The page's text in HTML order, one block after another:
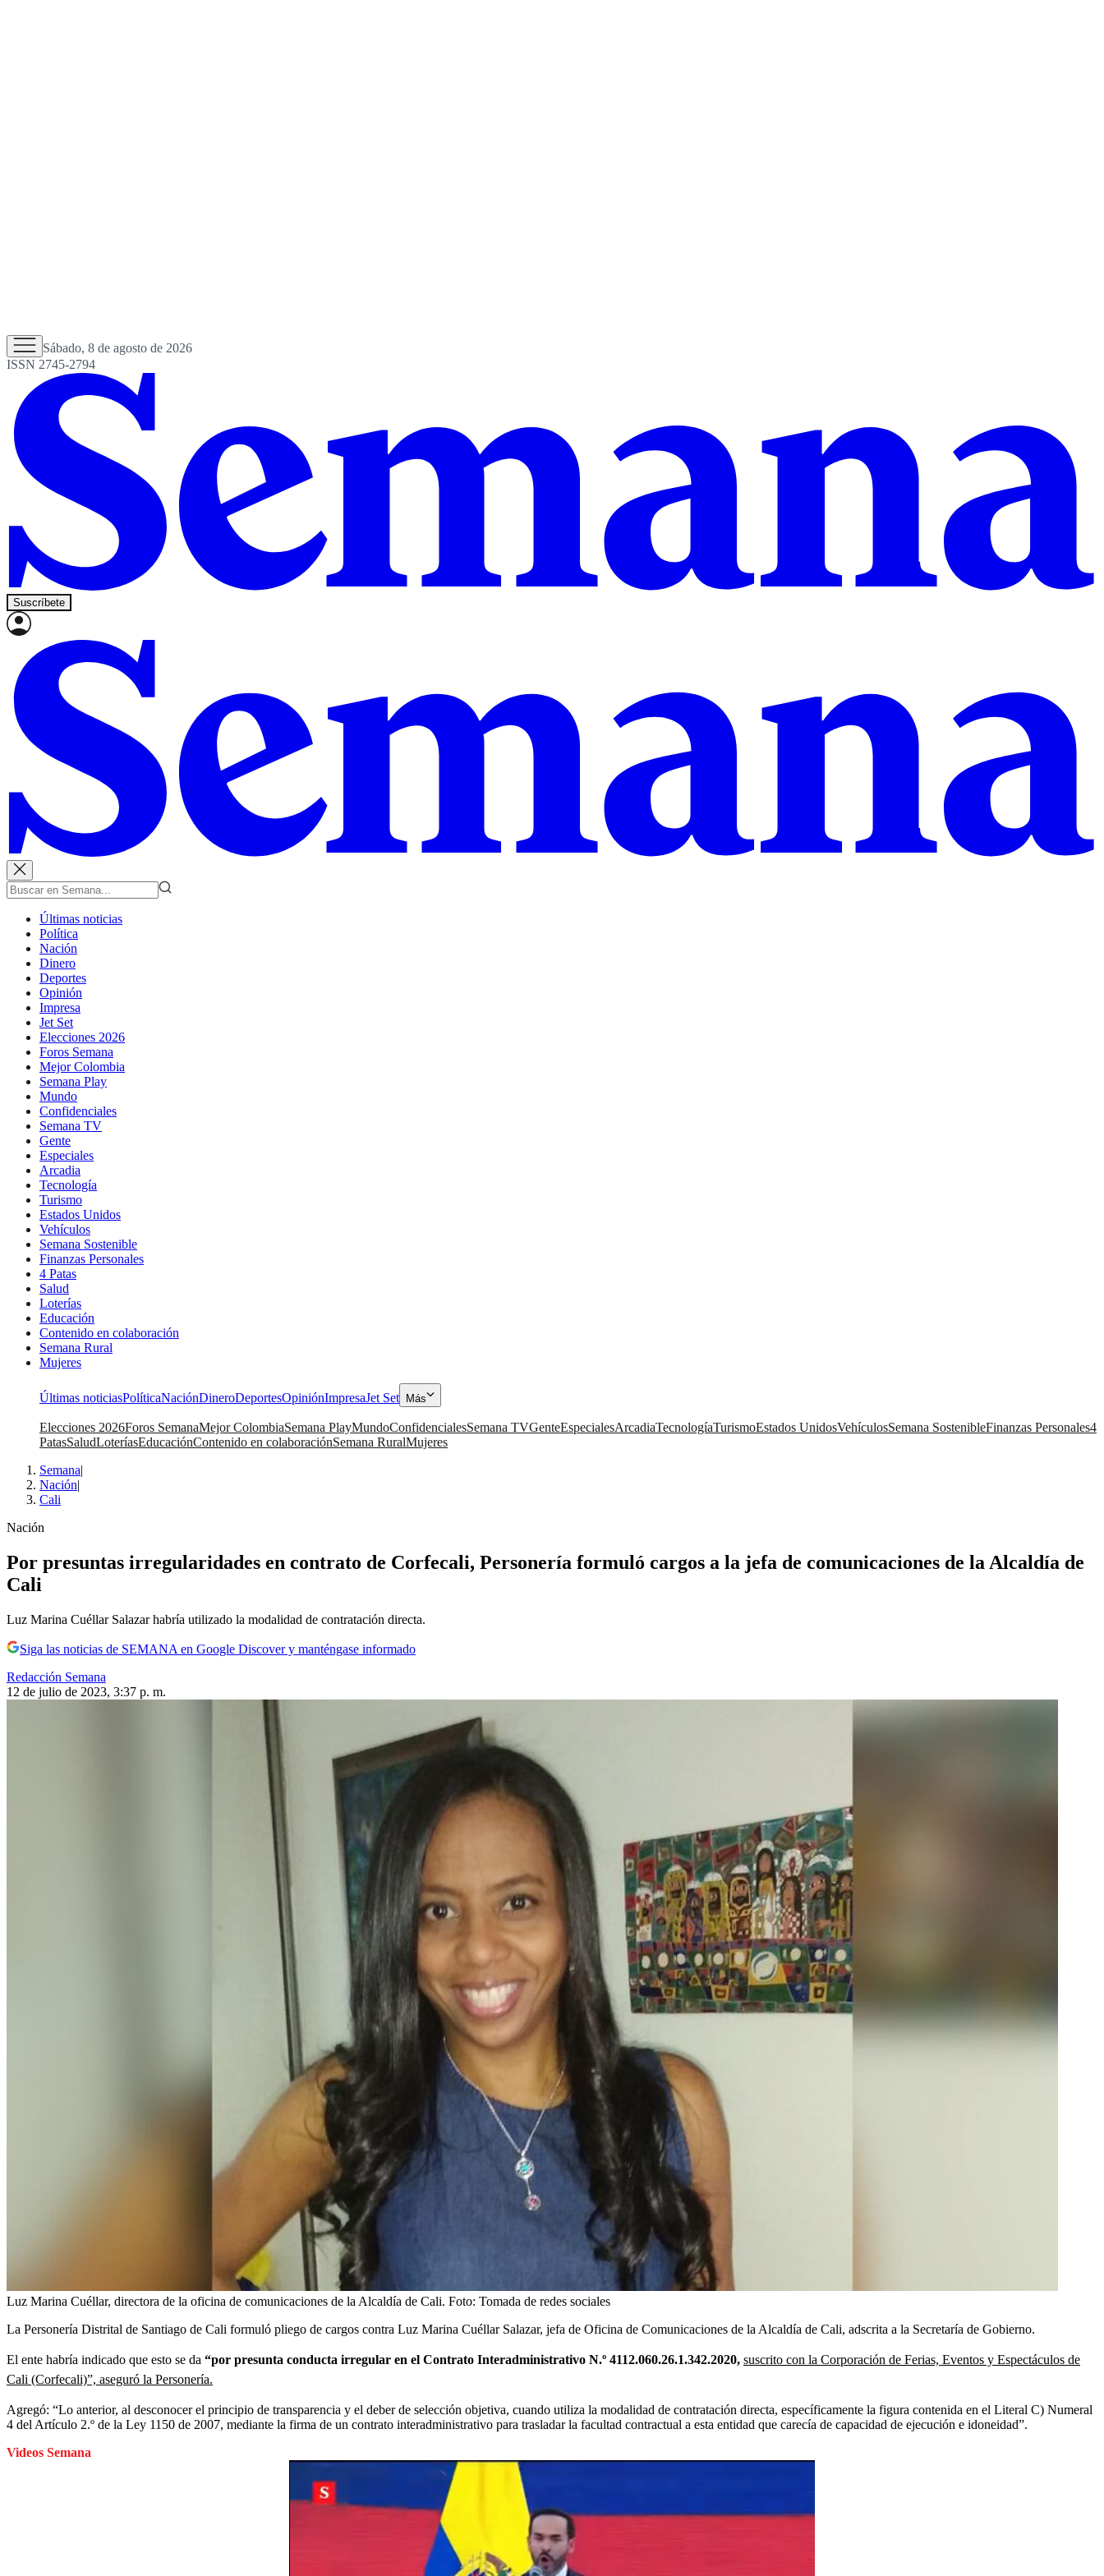
Sábado, 8 de agosto de 2026
ISSN 2745-2794
Suscríbete
Últimas noticias
Política
Nación
Dinero
Deportes
Opinión
Impresa
Jet Set
Elecciones 2026
Foros Semana
Mejor Colombia
Semana Play
Mundo
Confidenciales
Semana TV
Gente
Especiales
Arcadia
Tecnología
Turismo
Estados Unidos
Vehículos
Semana Sostenible
Finanzas Personales
4 Patas
Salud
Loterías
Educación
Contenido en colaboración
Semana Rural
Mujeres
Últimas noticiasPolíticaNaciónDineroDeportesOpiniónImpresaJet Set Más
Elecciones 2026Foros SemanaMejor ColombiaSemana PlayMundoConfidencialesSemana TVGenteEspecialesArcadiaTecnologíaTurismoEstados UnidosVehículosSemana SostenibleFinanzas Personales4
PatasSaludLoteríasEducaciónContenido en colaboraciónSemana RuralMujeres
Semana|
Nación|
Cali
Nación
Por presuntas irregularidades en contrato de Corfecali, Personería formuló cargos a la jefa de comunicaciones de la Alcaldía de
Cali
Luz Marina Cuéllar Salazar habría utilizado la modalidad de contratación directa.
Siga las noticias de SEMANA en Google Discover y manténgase informado
Redacción Semana
12 de julio de 2023, 3:37 p. m.
Luz Marina Cuéllar, directora de la oficina de comunicaciones de la Alcaldía de Cali. Foto: Tomada de redes sociales
La Personería Distrital de Santiago de Cali formuló pliego de cargos contra Luz Marina Cuéllar Salazar, jefa de Oficina de Comunicaciones de la Alcaldía de Cali, adscrita a la Secretaría de Gobierno.
El ente habría indicado que esto se da “por presunta conducta irregular en el Contrato Interadministrativo N.º 4112.060.26.1.342.2020, suscrito con la Corporación de Ferias, Eventos y Espectáculos de
Cali (Corfecali)”, aseguró la Personería.
Agregó: “Lo anterior, al desconocer el principio de transparencia y el deber de selección objetiva, cuando utiliza la modalidad de contratación directa, específicamente la figura contenida en el Literal C) Numeral
4 del Artículo 2.º de la Ley 1150 de 2007, mediante la firma de un contrato interadministrativo para trasladar la facultad contractual a esta entidad que carecía de capacidad de ejecución e idoneidad”.
Videos Semana